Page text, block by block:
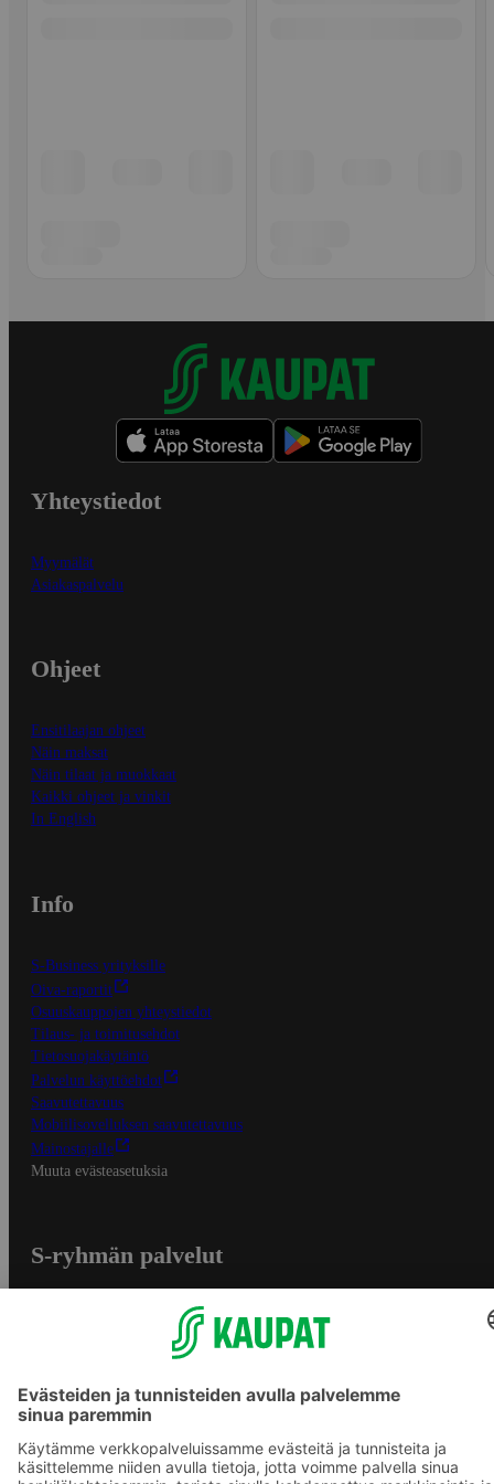
Yhteystiedot
Myymälät
Asiakaspalvelu
Ohjeet
Ensitilaajan ohjeet
Näin maksat
Näin tilaat ja muokkaat
Kaikki ohjeet ja vinkit
In English
Info
S-Business yrityksille
Oiva-raportit
Osuuskauppojen yhteystiedot
Tilaus- ja toimitusehdot
Tietosuojakäytäntö
Palvelun käyttöehdot
Saavutettavuus
Mobiilisovelluksen saavutettavuus
Mainostajalle
Muuta evästeasetuksia
S-ryhmän palvelut
S-ostoslista -sovellus
Prisma.fi
Sokos.fi
S-Pankki